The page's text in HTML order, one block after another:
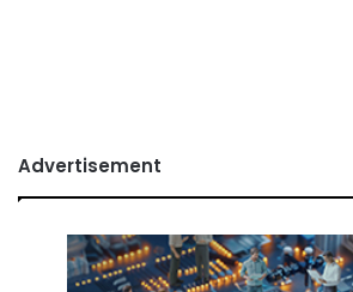
Advertisement